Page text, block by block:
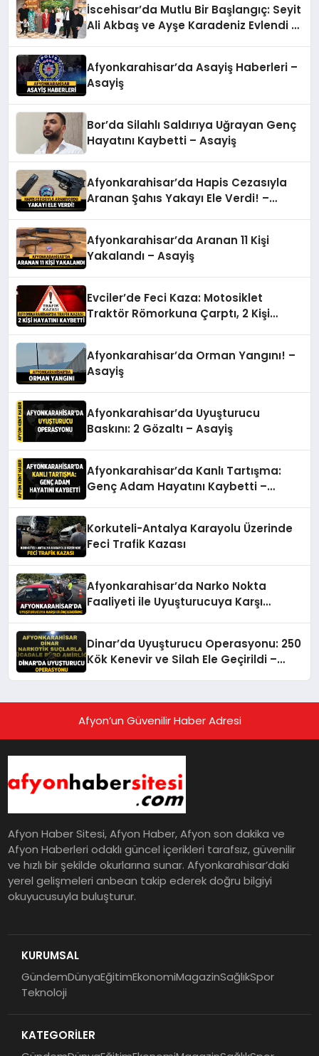
İscehisar’da Mutlu Bir Başlangıç: Seyit
Ali Akbaş ve Ayşe Karadeniz Evlendi –
Afyonkarahisar’da Asayiş Haberleri –
Asayiş
Bor’da Silahlı Saldırıya Uğrayan Genç
Hayatını Kaybetti – Asayiş
Afyonkarahisar’da Hapis Cezasıyla
Aranan Şahıs Yakayı Ele Verdi! –
Afyonkarahisar’da Aranan 11 Kişi
Yakalandı – Asayiş
Evciler’de Feci Kaza: Motosiklet
Traktör Römorkuna Çarptı, 2 Kişi
Afyonkarahisar’da Orman Yangını! –
Asayiş
Afyonkarahisar’da Uyuşturucu
Baskını: 2 Gözaltı – Asayiş
Afyonkarahisar’da Kanlı Tartışma:
Genç Adam Hayatını Kaybetti –
Korkuteli-Antalya Karayolu Üzerinde
Feci Trafik Kazası
Afyonkarahisar’da Narko Nokta
Faaliyeti ile Uyuşturucuya Karşı
Dinar’da Uyuşturucu Operasyonu: 250
Kök Kenevir ve Silah Ele Geçirildi –
Afyon’un Güvenilir Haber Adresi
Afyon Haber Sitesi, Afyon Haber, Afyon son dakika ve
Afyon Haberleri odaklı güncel içerikleri tarafsız, güvenilir
ve hızlı bir şekilde okurlarına sunar. Afyonkarahisar’daki
yerel gelişmeleri anbean takip ederek doğru bilgiyi
okuyucusuyla buluşturur.
KURUMSAL
GündemDünyaEğitimEkonomiMagazinSağlıkSpor
Teknoloji
KATEGORİLER